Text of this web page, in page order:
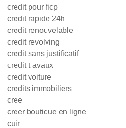
credit pour ficp
credit rapide 24h
credit renouvelable
credit revolving
credit sans justificatif
credit travaux
credit voiture
crédits immobiliers
cree
creer boutique en ligne
cuir